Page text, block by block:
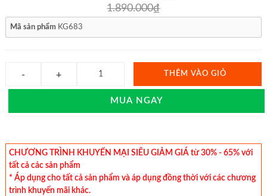
1.890.000₫
Mã sản phẩm KG683
THÊM VÀO GIỎ
MUA NGAY
CHƯƠNG TRÌNH KHUYẾN MẠI SIÊU GIẢM GIÁ từ 30% - 65% với
tất cả các sản phẩm
* Áp dụng cho tất cả sản phẩm và áp dụng đồng thời với các chương
trình khuyến mãi khác.